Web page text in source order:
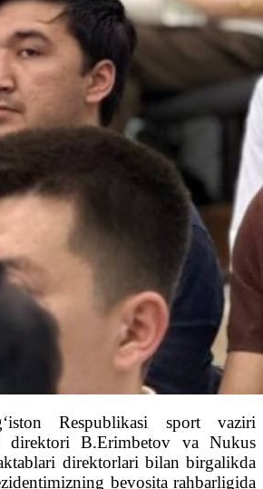
Respublikasi sport vaziri
direktori B.Erimbetov va Nukus
direktorlari bilan birgalikda
bevosita rahbarligida